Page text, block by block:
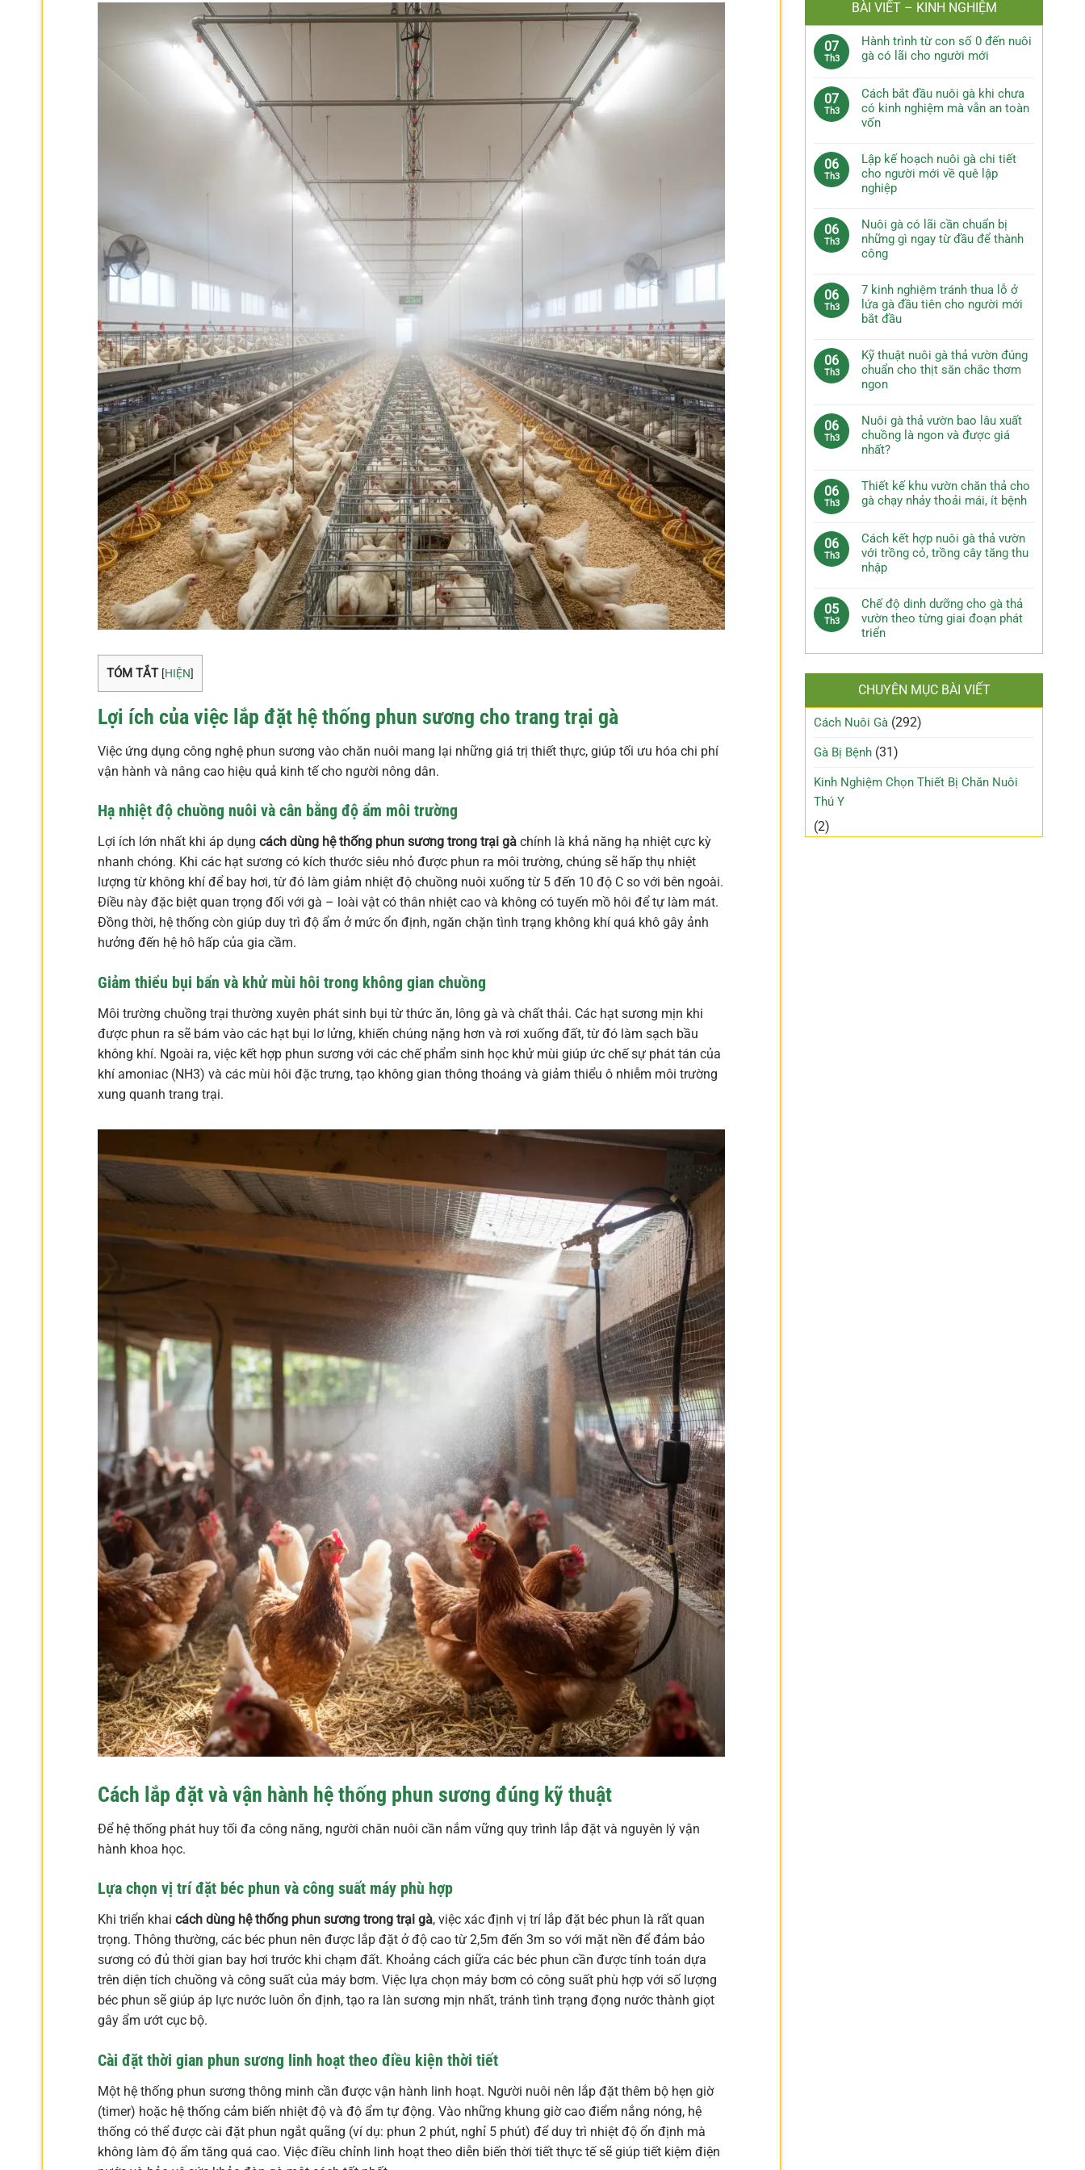
TÓM TẮT [HIỆN]
Lợi ích của việc lắp đặt hệ thống phun sương cho trang trại gà
Việc ứng dụng công nghệ phun sương vào chăn nuôi mang lại những giá trị thiết thực, giúp tối ưu hóa chi phí
vận hành và nâng cao hiệu quả kinh tế cho người nông dân.
Hạ nhiệt độ chuồng nuôi và cân bằng độ ẩm môi trường
Lợi ích lớn nhất khi áp dụng cách dùng hệ thống phun sương trong trại gà chính là khả năng hạ nhiệt cực kỳ
nhanh chóng. Khi các hạt sương có kích thước siêu nhỏ được phun ra môi trường, chúng sẽ hấp thụ nhiệt
lượng từ không khí để bay hơi, từ đó làm giảm nhiệt độ chuồng nuôi xuống từ 5 đến 10 độ C so với bên ngoài.
Điều này đặc biệt quan trọng đối với gà – loài vật có thân nhiệt cao và không có tuyến mồ hôi để tự làm mát.
Đồng thời, hệ thống còn giúp duy trì độ ẩm ở mức ổn định, ngăn chặn tình trạng không khí quá khô gây ảnh
hưởng đến hệ hô hấp của gia cầm.
Giảm thiểu bụi bẩn và khử mùi hôi trong không gian chuồng
Môi trường chuồng trại thường xuyên phát sinh bụi từ thức ăn, lông gà và chất thải. Các hạt sương mịn khi
được phun ra sẽ bám vào các hạt bụi lơ lửng, khiến chúng nặng hơn và rơi xuống đất, từ đó làm sạch bầu
không khí. Ngoài ra, việc kết hợp phun sương với các chế phẩm sinh học khử mùi giúp ức chế sự phát tán của
khí amoniac (NH3) và các mùi hôi đặc trưng, tạo không gian thông thoáng và giảm thiểu ô nhiễm môi trường
xung quanh trang trại.
Cách lắp đặt và vận hành hệ thống phun sương đúng kỹ thuật
Để hệ thống phát huy tối đa công năng, người chăn nuôi cần nắm vững quy trình lắp đặt và nguyên lý vận
hành khoa học.
Lựa chọn vị trí đặt béc phun và công suất máy phù hợp
Khi triển khai cách dùng hệ thống phun sương trong trại gà, việc xác định vị trí lắp đặt béc phun là rất quan
trọng. Thông thường, các béc phun nên được lắp đặt ở độ cao từ 2,5m đến 3m so với mặt nền để đảm bảo
sương có đủ thời gian bay hơi trước khi chạm đất. Khoảng cách giữa các béc phun cần được tính toán dựa
trên diện tích chuồng và công suất của máy bơm. Việc lựa chọn máy bơm có công suất phù hợp với số lượng
béc phun sẽ giúp áp lực nước luôn ổn định, tạo ra làn sương mịn nhất, tránh tình trạng đọng nước thành giọt
gây ẩm ướt cục bộ.
Cài đặt thời gian phun sương linh hoạt theo điều kiện thời tiết
Một hệ thống phun sương thông minh cần được vận hành linh hoạt. Người nuôi nên lắp đặt thêm bộ hẹn giờ
(timer) hoặc hệ thống cảm biến nhiệt độ và độ ẩm tự động. Vào những khung giờ cao điểm nắng nóng, hệ
thống có thể được cài đặt phun ngắt quãng (ví dụ: phun 2 phút, nghỉ 5 phút) để duy trì nhiệt độ ổn định mà
không làm độ ẩm tăng quá cao. Việc điều chỉnh linh hoạt theo diễn biến thời tiết thực tế sẽ giúp tiết kiệm điện
BÀI VIẾT – KINH NGHIỆM
07
Th3
Hành trình từ con số 0 đến nuôi
gà có lãi cho người mới
07
Th3
Cách bắt đầu nuôi gà khi chưa
có kinh nghiệm mà vẫn an toàn
vốn
06
Th3
Lập kế hoạch nuôi gà chi tiết
cho người mới về quê lập
nghiệp
06
Th3
Nuôi gà có lãi cần chuẩn bị
những gì ngay từ đầu để thành
công
06
Th3
7 kinh nghiệm tránh thua lỗ ở
lứa gà đầu tiên cho người mới
bắt đầu
06
Th3
Kỹ thuật nuôi gà thả vườn đúng
chuẩn cho thịt săn chắc thơm
ngon
06
Th3
Nuôi gà thả vườn bao lâu xuất
chuồng là ngon và được giá
nhất?
06
Th3
Thiết kế khu vườn chăn thả cho
gà chạy nhảy thoải mái, ít bệnh
06
Th3
Cách kết hợp nuôi gà thả vườn
với trồng cỏ, trồng cây tăng thu
nhập
05
Th3
Chế độ dinh dưỡng cho gà thả
vườn theo từng giai đoạn phát
triển
CHUYÊN MỤC BÀI VIẾT
Cách Nuôi Gà (292)
Gà Bị Bệnh (31)
Kinh Nghiệm Chọn Thiết Bị Chăn Nuôi
Thú Y
(2)